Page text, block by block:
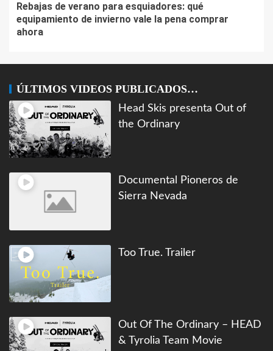
Rebajas de verano para esquiadores: qué
equipamiento de invierno vale la pena comprar
ahora
ÚLTIMOS VIDEOS PUBLICADOS…
Head Skis presenta Out of
the Ordinary
Documental Pioneros de
Sierra Nevada
Too True. Trailer
Out Of The Ordinary – HEAD
& Tyrolia Team Movie